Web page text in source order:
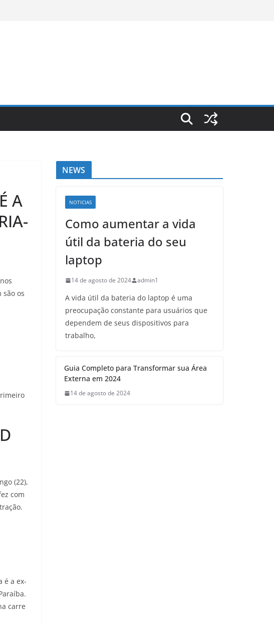
A
os
(22),
com
é a ex-
carre
NEWS
NOTICIAS
Como aumentar a vida
útil da bateria do seu
laptop
14 de agosto de 2024 admin1
A vida útil da bateria do laptop é uma
preocupação constante para usuários que
dependem de seus dispositivos para
trabalho,
Guia Completo para Transformar sua Área
Externa em 2024
14 de agosto de 2024